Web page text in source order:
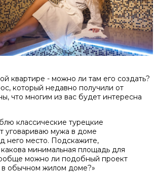
квартире - можно ли там его создать?
который недавно получили от
что многим из вас будет интересна
классические турецкие
уговариваю мужа в доме
него место. Подскажите,
минимальная площадь для
можно ли подобный проект
в обычном жилом доме?»